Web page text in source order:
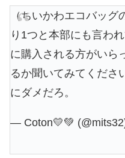
（ちいかわエコバッ
り1つと本部にも言わ
に購入される方がいら
るか聞いてみてくださ
にダメだろ。
— Coton💛💚